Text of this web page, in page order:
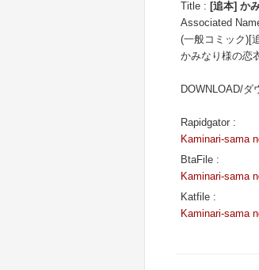
Title : [追本] か
Associated
(一般コミック)[
かみなり様の恋
DOWNLOAD/ダ
Rapidgator :
Kaminari-sama
BtaFile :
Kaminari-sama
Katfile :
Kaminari-sama